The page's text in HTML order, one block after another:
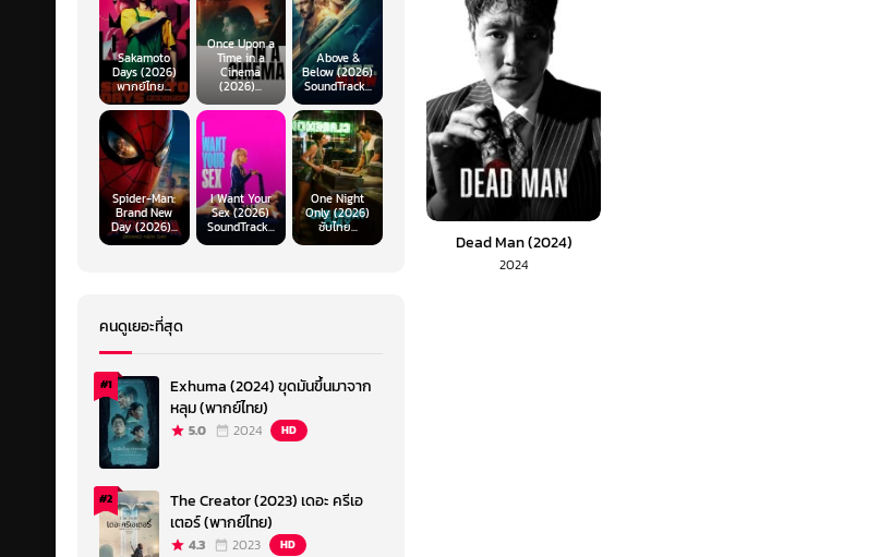
Dead Man (2024)
2024
Sakamoto
Days (2026)
พากย์ไทย...
Once Upon a
Time in a
Cinema
(2026)...
Above &
Below (2026)
SoundTrack...
Spider-Man:
Brand New
Day (2026)...
I Want Your
Sex (2026)
SoundTrack...
One Night
Only (2026)
ซับไทย...
คนดูเยอะที่สุด
#1
Exhuma (2024) ขุดมันขึ้นมาจาก
หลุม (พากย์ไทย)
5.0 2024 HD
#2
The Creator (2023) เดอะ ครีเอ
เตอร์ (พากย์ไทย)
4.3 2023 HD